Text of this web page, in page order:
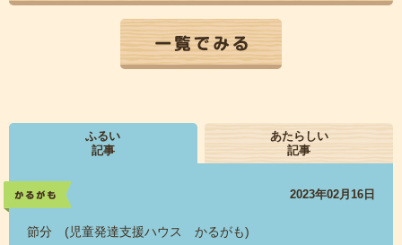
ふるい
記事
あたらしい
記事
2023年02月16日
節分 (児童発達支援ハウス かるがも)